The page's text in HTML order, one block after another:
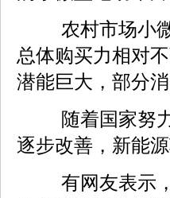
农村市场小
总体购买力相对
潜能巨大，部分
随着国家努
逐步改善，新能
有网友表示